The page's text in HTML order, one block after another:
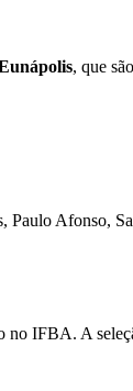
, que
Afonso,
no IFBA. A